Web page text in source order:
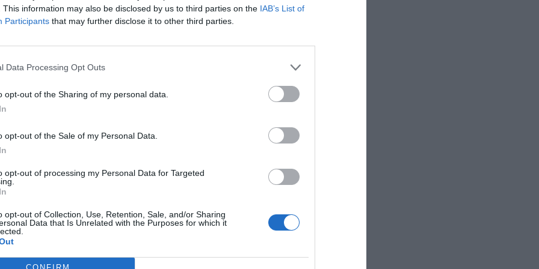
This information may also be disclosed by us to third parties on the IAB’s List of
Participants that may further disclose it to other third parties.
Data Processing Opt Outs
opt-out of the Sharing of my personal data.
opt-out of the Sale of my Personal Data.
opt-out of processing my Personal Data for Targeted
opt-out of Collection, Use, Retention, Sale, and/or Sharing
Data that Is Unrelated with the Purposes for which it
máximo para las nóminas de los tres principales ejecutivos,
del equipo y el director técnico.
el límite de gasto de 145 millones de dólares en las
sueldos, así como determinadas partidas reservadas a
apunta a la introducción del techo de gasto salarial se
en la comisión de la Fórmula 1 donde participan los
de los equipos. Ahora, esas propuestas deberán ser
definitiva por el Consejo Mundial del Deporte del Motor.
que ahora surge es qué sucede con los contratos de los
con ese nuevo límite. Por el contrario, dificultaría la
Mercedes con Lewis Hamilton, quien, como el piloto mejor
actual, probablemente sea el más afectado.
que no queremos perder a las superestrellas de este